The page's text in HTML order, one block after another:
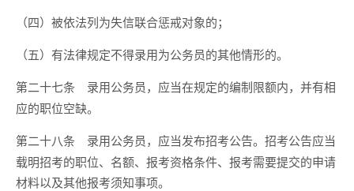
（四）被依法列为失信联合惩戒对象的；
（五）有法律规定不得录用为公务员的其他情形的。
第二十七条
录用公务员，应当在规定的编制限额内，并有相
应的职位空缺。
第二十八条
录用公务员，应当发布招考公告。招考公告应当
载明招考的职位、名额、报考资格条件、报考需要提交的申请
材料以及其他报考须知事项。